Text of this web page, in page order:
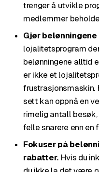
trenger å utvikle
medlemmer
Gjør
lojalitetsprogram
belønningene alltid
er ikke et
frustrasjonsmaskin.
sett kan oppnå en
rimelig antall
felle snarere enn en
Fokuser på
rabatter. Hvis du